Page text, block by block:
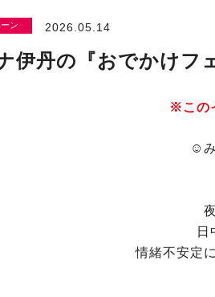
ン 2026.05.14
伊丹の『おでかけフ
※この
☺
日
情緒不安定